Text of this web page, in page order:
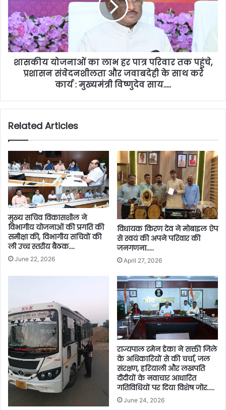
शासकीय योजनाओं का लाभ हर पात्र परिवार तक पहुंचे,
प्रशासन संवेदनशीलता और जवाबदेही के साथ करे
कार्य : मुख्यमंत्री विष्णुदेव साय…..
Related Articles
मुख्य सचिव विकासशील ने
विभागीय योजनाओं की प्रगति की
समीक्षा की, विभागीय सचिवों की
ली उच्च स्तरीय बैठक….
June 22, 2026
विधायक किरण देव ने मोबाइल ऐप
से स्वयं की अपने परिवार की
जनगणना…..
April 27, 2026
राज्यपाल रमेन डेका ने सक्ती जिले
के अधिकारियों से की चर्चा, जल
संरक्षण, हरियाली और लखपति
दीदीयों के नवाचार आधारित
गतिविधियों पर दिया विशेष जोर…..
June 24, 2026